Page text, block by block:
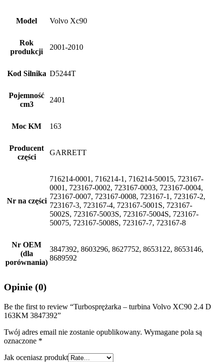
Model Volvo Xc90
Rok
produkcji
2001-2010
Kod Silnika D5244T
Pojemność
cm3
2401
Moc KM 163
Producent
części
GARRETT
Nr na części
716214-0001, 716214-1, 716214-50015, 723167-
0001, 723167-0002, 723167-0003, 723167-0004,
723167-0007, 723167-0008, 723167-1, 723167-2,
723167-3, 723167-4, 723167-5001S, 723167-
5002S, 723167-5003S, 723167-5004S, 723167-
50075, 723167-5008S, 723167-7, 723167-8
Nr OEM
(dla
porównania)
3847392, 8603296, 8627752, 8653122, 8653146,
8689592
Opinie (0)
Be the first to review “Turbosprężarka – turbina Volvo XC90 2.4 D
163KM 3847392”
Twój adres email nie zostanie opublikowany. Wymagane pola są
oznaczone *
Jak oceniasz produkt